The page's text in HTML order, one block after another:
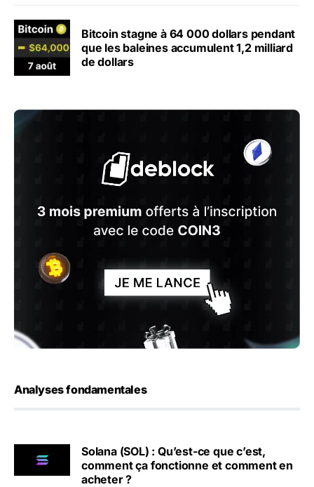
Bitcoin stagne à 64 000 dollars pendant
que les baleines accumulent 1,2 milliard
de dollars
Analyses fondamentales
Solana (SOL) : Qu’est-ce que c’est,
comment ça fonctionne et comment en
acheter ?